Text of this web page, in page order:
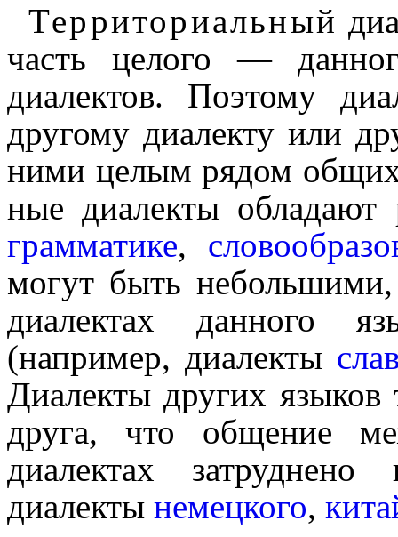
Территориальный
часть целого —
диалектов. Поэтому
другому диалекту или
ними целым рядом
ные диалекты
грамматике,
могут быть
диалектах данного
(например, диалекты
Диалекты других языков
друга, что общение
диалектах
диалекты немец­ко­го,